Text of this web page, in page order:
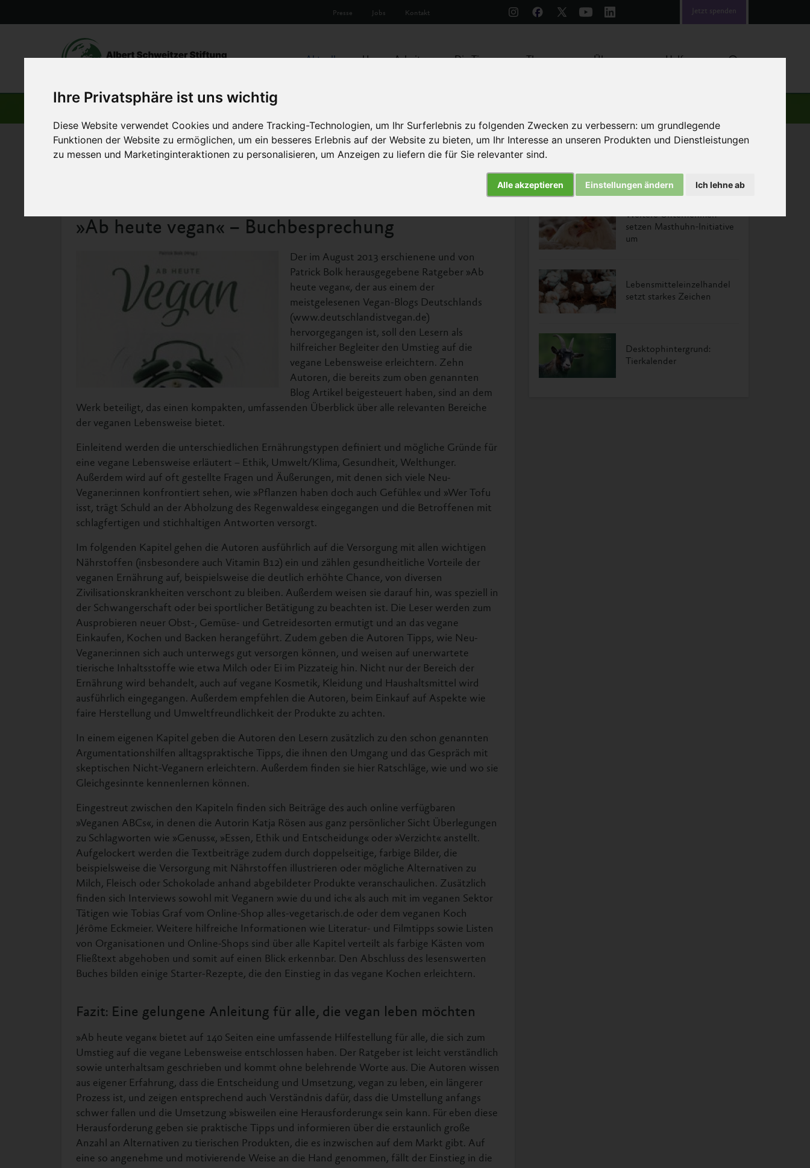
Ihre Privatsphäre ist uns wichtig
Diese Website verwendet Cookies und andere Tracking-Technologien, um Ihr Surferlebnis zu folgenden Zwecken zu verbessern: um grundlegende
Funktionen der Website zu ermöglichen, um ein besseres Erlebnis auf der Website zu bieten, um Ihr Interesse an unseren Produkten und Dienstleistungen
zu messen und Marketinginteraktionen zu personalisieren, um Anzeigen zu liefern die für Sie relevanter sind.
Alle akzeptieren Ich lehne ab
Einstellungen ändern
Aktuelles Unsere Arbeit Die Tiere Themen Über uns Helfen
Presse Jobs Kontakt Jetzt spenden
AKTUELLE BEITRÄGE
Aktuelles > »Ab heute vegan« – Buchbesprechung
Artikel
»Ab heute vegan« – Buchbesprechung
Der im August 2013 erschienene und von
Patrick Bolk herausgegebene Ratgeber »Ab
heute vegan«, der aus einem der
meistgelesenen Vegan-Blogs Deutschlands
(www.deutschlandistvegan.de)
hervorgegangen ist, soll den Lesern als
hilfreicher Begleiter den Umstieg auf die
vegane Lebensweise erleichtern. Zehn
Autoren, die bereits zum oben genannten
Blog Artikel beigesteuert haben, sind an dem
Werk beteiligt, das einen kompakten, umfassenden Überblick über alle relevanten Bereiche
der veganen Lebensweise bietet.
Einleitend werden die unterschiedlichen Ernährungstypen definiert und mögliche Gründe für
eine vegane Lebensweise erläutert – Ethik, Umwelt/Klima, Gesundheit, Welthunger.
Außerdem wird auf oft gestellte Fragen und Äußerungen, mit denen sich viele Neu-
Veganer:innen konfrontiert sehen, wie »Pflanzen haben doch auch Gefühle« und »Wer Tofu
isst, trägt Schuld an der Abholzung des Regenwaldes« eingegangen und die Betroffenen mit
schlagfertigen und stichhaltigen Antworten versorgt.
Im folgenden Kapitel gehen die Autoren ausführlich auf die Versorgung mit allen wichtigen
Nährstoffen (insbesondere auch Vitamin B12) ein und zählen gesundheitliche Vorteile der
veganen Ernährung auf, beispielsweise die deutlich erhöhte Chance, von diversen
Zivilisationskrankheiten verschont zu bleiben. Außerdem weisen sie darauf hin, was speziell in
der Schwangerschaft oder bei sportlicher Betätigung zu beachten ist. Die Leser werden zum
Ausprobieren neuer Obst-, Gemüse- und Getreidesorten ermutigt und an das vegane
Einkaufen, Kochen und Backen herangeführt. Zudem geben die Autoren Tipps, wie Neu-
Veganer:innen sich auch unterwegs gut versorgen können, und weisen auf unerwartete
tierische Inhaltsstoffe wie etwa Milch oder Ei im Pizzateig hin. Nicht nur der Bereich der
Ernährung wird behandelt, auch auf vegane Kosmetik, Kleidung und Haushaltsmittel wird
ausführlich eingegangen. Außerdem empfehlen die Autoren, beim Einkauf auf Aspekte wie
faire Herstellung und Umweltfreundlichkeit der Produkte zu achten.
In einem eigenen Kapitel geben die Autoren den Lesern zusätzlich zu den schon genannten
Argumentationshilfen alltagspraktische Tipps, die ihnen den Umgang und das Gespräch mit
skeptischen Nicht-Veganern erleichtern. Außerdem finden sie hier Ratschläge, wie und wo sie
Gleichgesinnte kennenlernen können.
Eingestreut zwischen den Kapiteln finden sich Beiträge des auch online verfügbaren
»Veganen ABCs«, in denen die Autorin Katja Rösen aus ganz persönlicher Sicht Überlegungen
zu Schlagworten wie »Genuss«, »Essen, Ethik und Entscheidung« oder »Verzicht« anstellt.
Aufgelockert werden die Textbeiträge zudem durch doppelseitige, farbige Bilder, die
beispielsweise die Versorgung mit Nährstoffen illustrieren oder mögliche Alternativen zu
Milch, Fleisch oder Schokolade anhand abgebildeter Produkte veranschaulichen. Zusätzlich
finden sich Interviews sowohl mit Veganern »wie du und ich« als auch mit im veganen Sektor
Tätigen wie Tobias Graf vom Online-Shop alles-vegetarisch.de oder dem veganen Koch
Jérôme Eckmeier. Weitere hilfreiche Informationen wie Literatur- und Filmtipps sowie Listen
von Organisationen und Online-Shops sind über alle Kapitel verteilt als farbige Kästen vom
Fließtext abgehoben und somit auf einen Blick erkennbar. Den Abschluss des lesenswerten
Buches bilden einige Starter-Rezepte, die den Einstieg in das vegane Kochen erleichtern.
Fazit: Eine gelungene Anleitung für alle, die vegan leben möchten
»Ab heute vegan« bietet auf 140 Seiten eine umfassende Hilfestellung für alle, die sich zum
Umstieg auf die vegane Lebensweise entschlossen haben. Der Ratgeber ist leicht verständlich
sowie unterhaltsam geschrieben und kommt ohne belehrende Worte aus. Die Autoren wissen
aus eigener Erfahrung, dass die Entscheidung und Umsetzung, vegan zu leben, ein längerer
Prozess ist, und zeigen entsprechend auch Verständnis dafür, dass die Umstellung anfangs
schwer fallen und die Umsetzung »bisweilen eine Herausforderung« sein kann. Für eben diese
Herausforderung geben sie praktische Tipps und informieren über die erstaunlich große
Anzahl an Alternativen zu tierischen Produkten, die es inzwischen auf dem Markt gibt. Auf
eine so angenehme und motivierende Weise an die Hand genommen, fällt der Einstieg in die
Das könnte Sie auch interessieren
Weitere Unternehmen
setzen Masthuhn-Initiative
um
Lebensmitteleinzelhandel
setzt starkes Zeichen
Desktophintergrund:
Tierkalender